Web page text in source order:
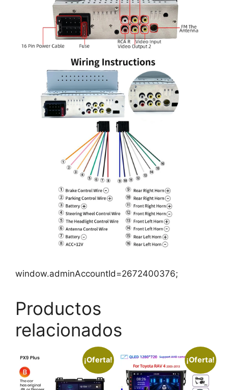
window.adminAccountId=2672400376;
Productos
relacionados
¡Oferta! ¡Oferta!